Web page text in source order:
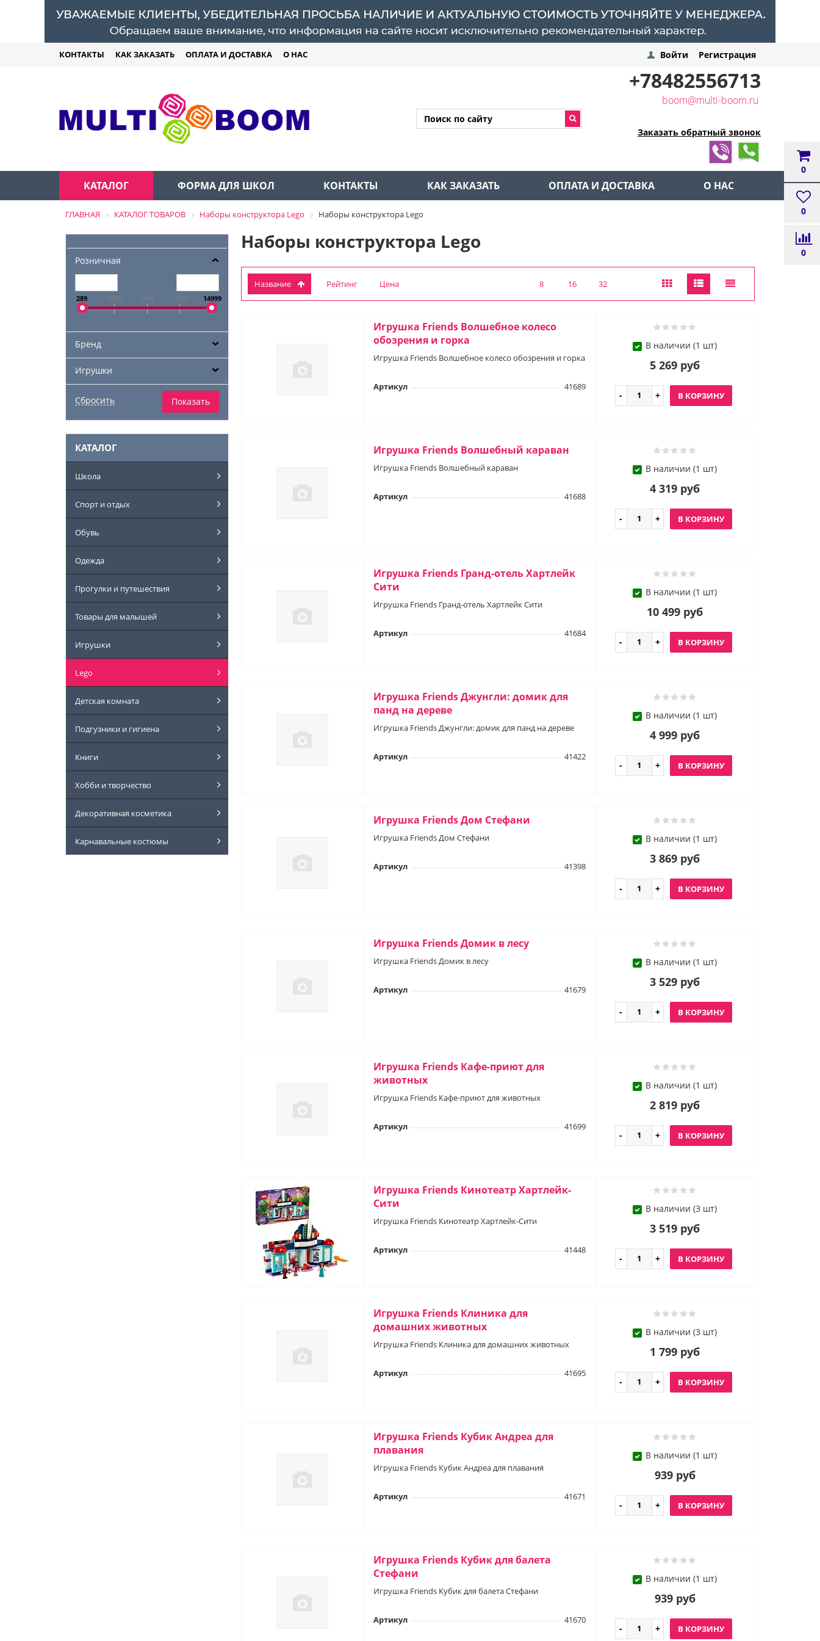
КОНТАКТЫ КАК ЗАКАЗАТЬ ОПЛАТА И ДОСТАВКА О НАС
0
0
0
Войти Регистрация
+78482556713
boom@multi-boom.ru
Заказать обратный звонок
КАТАЛОГ ФОРМА ДЛЯ ШКОЛ КОНТАКТЫ КАК ЗАКАЗАТЬ ОПЛАТА И ДОСТАВКА О НАС
ГЛАВНАЯ КАТАЛОГ ТОВАРОВ Наборы конструктора Lego Наборы конструктора Lego
Розничная
289 14999
Бренд
Игрушки
КАТАЛОГ
Школа
Спорт и отдых
Обувь
Одежда
Прогулки и путешествия
Товары для малышей
Игрушки
Lego
Детская комната
Подгузники и гигиена
Книги
Хобби и творчество
Декоративная косметика
Карнавальные костюмы
Наборы конструктора Lego
Название Рейтинг Цена 8 16 32
Игрушка Friends Волшебное колесо
обозрения и горка
Игрушка Friends Волшебное колесо обозрения и горка
Артикул 41689
В наличии (1 шт)
5 269 руб
В КОРЗИНУ
Игрушка Friends Волшебный караван
Игрушка Friends Волшебный караван
Артикул 41688
В наличии (1 шт)
4 319 руб
В КОРЗИНУ
Игрушка Friends Гранд-отель Хартлейк
Сити
Игрушка Friends Гранд-отель Хартлейк Сити
Артикул 41684
В наличии (1 шт)
10 499 руб
В КОРЗИНУ
Игрушка Friends Джунгли: домик для
панд на дереве
Игрушка Friends Джунгли: домик для панд на дереве
Артикул 41422
В наличии (1 шт)
4 999 руб
В КОРЗИНУ
Игрушка Friends Дом Стефани
Игрушка Friends Дом Стефани
Артикул 41398
В наличии (1 шт)
3 869 руб
В КОРЗИНУ
Игрушка Friends Домик в лесу
Игрушка Friends Домик в лесу
Артикул 41679
В наличии (1 шт)
3 529 руб
В КОРЗИНУ
Игрушка Friends Кафе-приют для
животных
Игрушка Friends Кафе-приют для животных
Артикул 41699
В наличии (1 шт)
2 819 руб
В КОРЗИНУ
Игрушка Friends Кинотеатр Хартлейк-
Сити
Игрушка Friends Кинотеатр Хартлейк-Сити
Артикул 41448
В наличии (3 шт)
3 519 руб
В КОРЗИНУ
Игрушка Friends Клиника для
домашних животных
Игрушка Friends Клиника для домашних животных
Артикул 41695
В наличии (3 шт)
1 799 руб
В КОРЗИНУ
Игрушка Friends Кубик Андреа для
плавания
Игрушка Friends Кубик Андреа для плавания
Артикул 41671
В наличии (1 шт)
939 руб
В КОРЗИНУ
Игрушка Friends Кубик для балета
Стефани
Игрушка Friends Кубик для балета Стефани
Артикул 41670
В наличии (1 шт)
939 руб
В КОРЗИНУ